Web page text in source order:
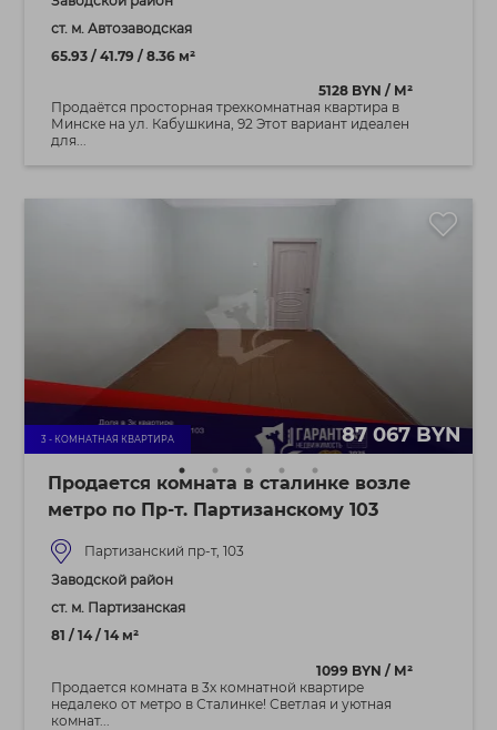
ст. м. Автозаводская
65.93 / 41.79 / 8.36 м²
5128 BYN / М²
Продаётся просторная трехкомнатная квартира в
Минске на ул. Кабушкина, 92 Этот вариант идеален
для...
3 - КОМНАТНАЯ КВАРТИРА 87 067 BYN
Продается комната в сталинке возле
метро по Пр-т. Партизанскому 103
Партизанский пр-т, 103
Заводской район
ст. м. Партизанская
81 / 14 / 14 м²
1099 BYN / М²
Продается комната в 3х комнатной квартире
недалеко от метро в Сталинке! Светлая и уютная
комнат...